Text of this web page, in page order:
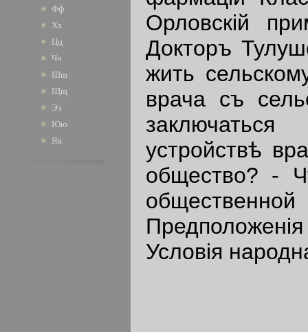
Фф
Хх
Цц
Чч
Шш
Щщ
Ээ
Юю
Яя
Орловскiй
Докторъ
жить
врача съ
устройствѣ
общество? -
Условiя